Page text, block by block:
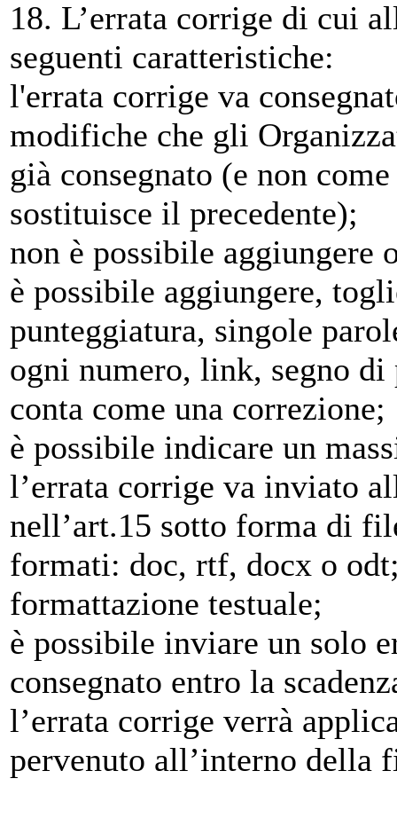
18. L’errata corrige di cui
seguenti caratteristiche:
l'errata corrige va
modifiche che gli
già consegnato (e non
sostituisce il precedente);
non è possibile aggiungere
è possibile aggiungere,
punteggiatura, singole
ogni numero, link, segno
conta come una correzione;
è possibile indicare un
l’errata corrige va inviato
nell’art.15 sotto forma di
formati: doc, rtf, docx o
formattazione testuale;
è possibile inviare un solo
consegnato entro la
l’errata corrige verrà
pervenuto all’interno della